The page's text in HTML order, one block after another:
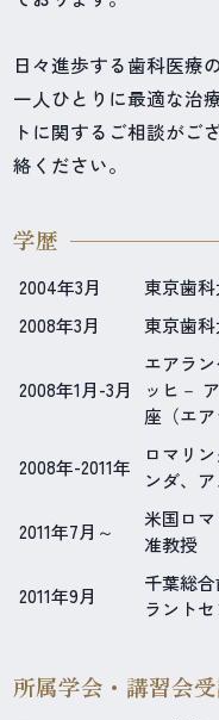
日々進歩する歯科医療
一人ひとりに最適な治
トに関するご相談がご
絡ください。
学歴
2004年3月
東京歯
2008年3月
東京歯
2008年1月-3月
エアラ
ッヒ－
座（エア
2008年-2011年
ロマリ
ンダ、ア
2011年7月～
米国ロ
准教授
2011年9月
千葉総
ラント
所属学会・講習会